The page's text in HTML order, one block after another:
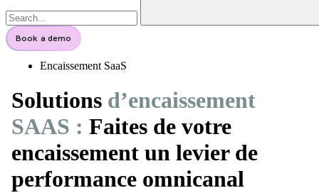
Book a demo
Encaissement SaaS
Solutions d’encaissement
SAAS : Faites de votre
encaissement un levier de
performance omnicanal